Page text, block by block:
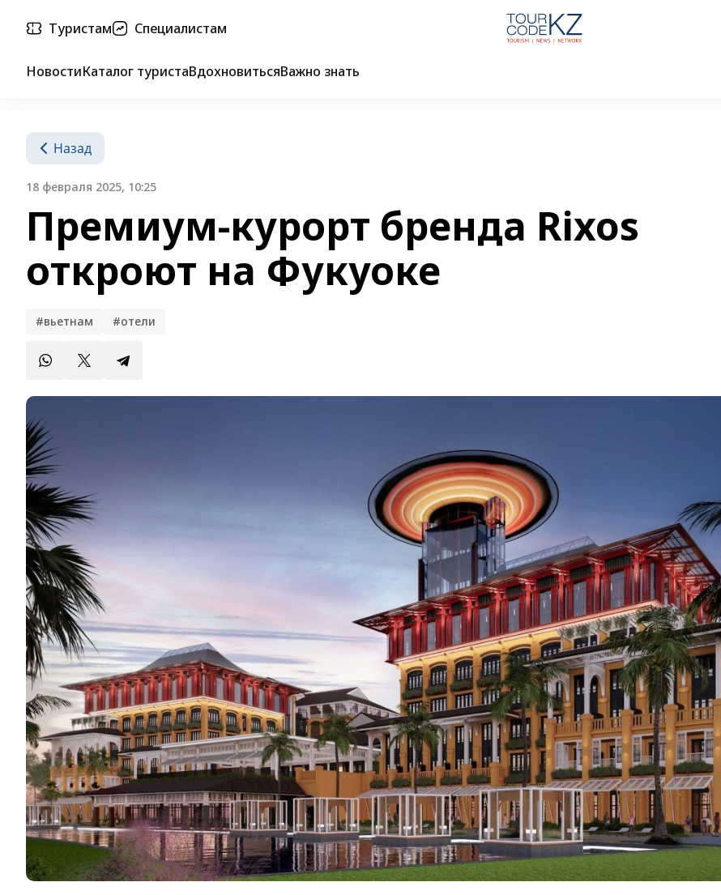
Туристам Специалистам
НовостиКаталог туристаВдохновитьсяВажно знать
Назад
18 февраля 2025, 10:25
Премиум-курорт бренда Rixos
откроют на Фукуоке
#вьетнам #отели